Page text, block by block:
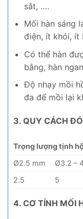
sắt, ….
Mối hàn sáng
điện, ít khói, ít
Có thể hàn
bằng, hàn
Độ nhạy mồi
đa để mồi lại
3. QUY CÁCH
Trọng lượng tịnh
Ø2.5 mm
Ø3.2 –
2.5
5
4. CƠ TÍNH MỐI